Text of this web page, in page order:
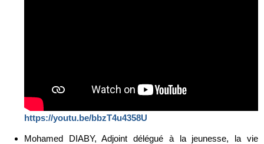
https://youtu.be/bbzT4u4358U
Mohamed DIABY, Adjoint délégué à la jeunesse, la vie